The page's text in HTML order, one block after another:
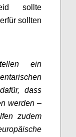
sollte
sollten
ein
dass
werden –
zudem